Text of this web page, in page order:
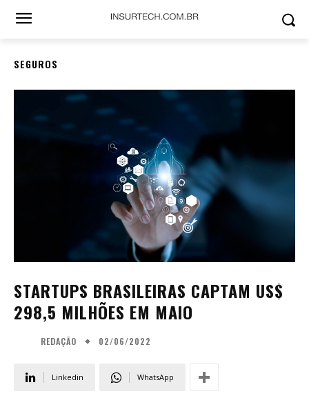
SEGUROS
STARTUPS BRASILEIRAS CAPTAM US$
298,5 MILHÕES EM MAIO
REDAÇÃO 02/06/2022
Linkedin WhatsApp